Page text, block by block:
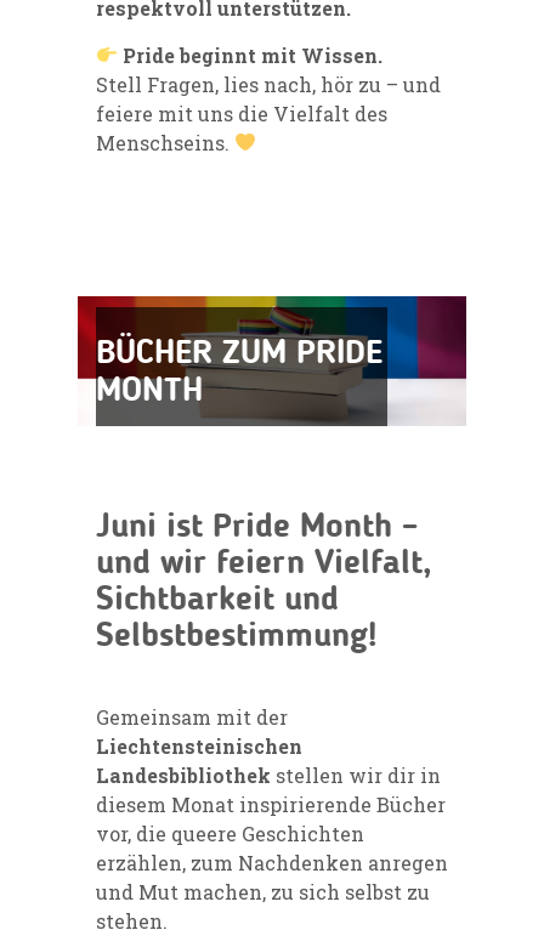
respektvoll unterstützen.
Pride beginnt mit Wissen.
Stell Fragen, lies nach, hör zu – und
feiere mit uns die Vielfalt des
Menschseins.
BÜCHER ZUM PRIDE
MONTH
Juni ist Pride Month –
und wir feiern Vielfalt,
Sichtbarkeit und
Selbstbestimmung!
Gemeinsam mit der
Liechtensteinischen
Landesbibliothek stellen wir dir in
diesem Monat inspirierende Bücher
vor, die queere Geschichten
erzählen, zum Nachdenken anregen
und Mut machen, zu sich selbst zu
stehen.